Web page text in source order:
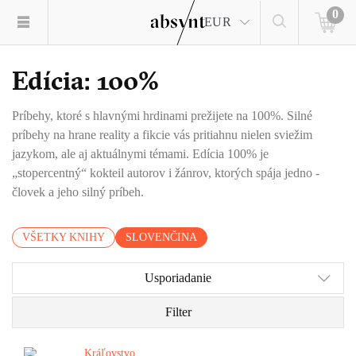
EUR
0
Edícia: 100%
Príbehy, ktoré s hlavnými hrdinami prežijete na 100%. Silné
príbehy na hrane reality a fikcie vás pritiahnu nielen sviežim
jazykom, ale aj aktuálnymi témami. Edícia 100% je
„stopercentný“ kokteil autorov i žánrov, ktorých spája jedno -
človek a jeho silný príbeh.
VŠETKY KNIHY SLOVENČINA
Usporiadanie
Filter